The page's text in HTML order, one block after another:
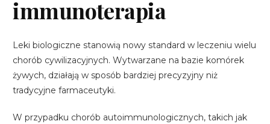
immunoterapia
Leki biologiczne stanowią nowy standard w leczeniu wielu
chorób cywilizacyjnych. Wytwarzane na bazie komórek
żywych, działają w sposób bardziej precyzyjny niż
tradycyjne farmaceutyki.
W przypadku chorób autoimmunologicznych, takich jak